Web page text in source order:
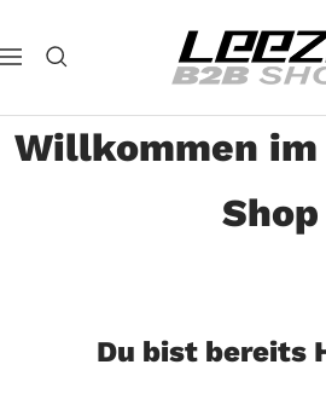
zum
Navigation
Leeze
B2B
Willkommen im
Shop
Du bist bereits